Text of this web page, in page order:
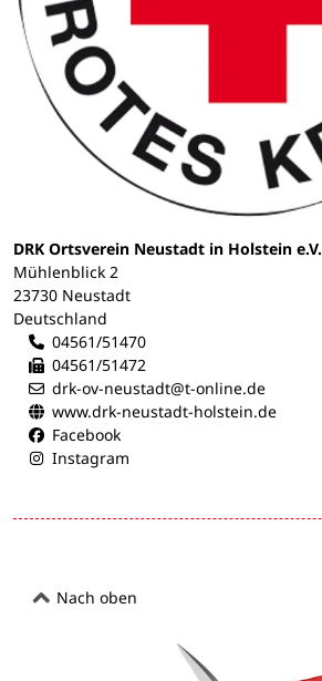
DRK Ortsverein Neustadt in Holstein e.V.
Mühlenblick 2
23730 Neustadt
Deutschland
04561/51470
04561/51472
drk-ov-neustadt@t-online.de
www.drk-neustadt-holstein.de
Facebook
Instagram
Nach oben